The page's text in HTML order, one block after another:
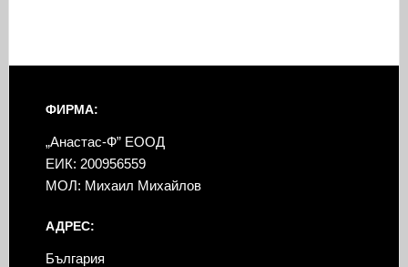
ФИРМА:
„Анастас-Ф” ЕООД
ЕИК: 200956559
МОЛ: Михаил Михайлов
АДРЕС:
България